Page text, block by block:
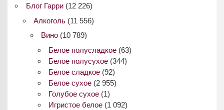
Блог Гарри(12 226)
Алкоголь(11 556)
Вино(10 789)
Белое полусладкое (63)
Белое полусухое (344)
Белое сладкое (92)
Белое сухое (2 955)
Голубое сухое (1)
Игристое белое (1 092)